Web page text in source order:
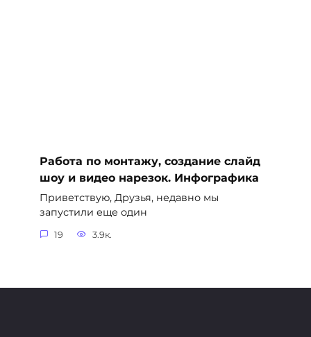
Работа по монтажу, создание слайд
шоу и видео нарезок. Инфографика
Приветствую, Друзья, недавно мы
запустили еще один
19 3.9к.